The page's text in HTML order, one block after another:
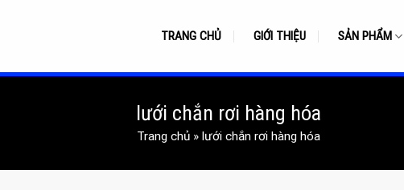
TRANG CHỦ GIỚI THIỆU SẢN PHẨM
lưới chắn rơi hàng hóa
Trang chủ » lưới chắn rơi hàng hóa